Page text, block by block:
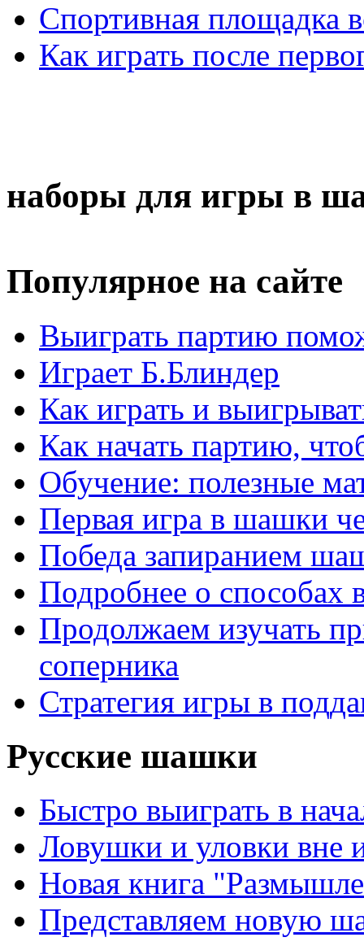
Спортивная площадка
Как играть после
наборы для игры в
Популярное на сайте
Выиграть партию
Играет Б.Блиндер
Как играть и
Как начать партию,
Обучение: полезные
Первая игра в шашки
Победа запиранием
Подробнее о способах
Продолжаем изучать
соперника
Стратегия игры в
Русские шашки
Быстро выиграть в
Ловушки и уловки вне
Новая книга
Представляем новую